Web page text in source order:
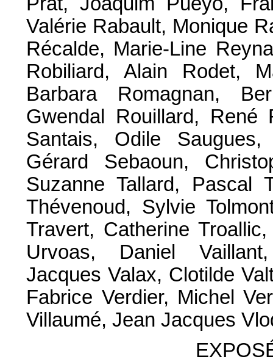
Valérie Rabault, Monique
Récalde, Marie-Line
Robiliard, Alain Rodet,
Barbara Romagnan,
Gwendal Rouillard, René
Santais, Odile
Gérard Sebaoun,
Suzanne Tallard, Pascal
Thévenoud, Sylvie
Travert, Catherine
Urvoas, Daniel
Jacques Valax, Clotilde
Fabrice Verdier, Michel
Villaumé, Jean Jacques